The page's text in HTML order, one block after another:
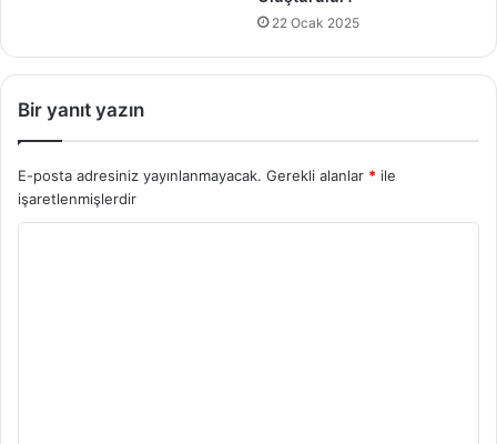
22 Ocak 2025
Bir yanıt yazın
E-posta adresiniz yayınlanmayacak. Gerekli alanlar * ile
işaretlenmişlerdir